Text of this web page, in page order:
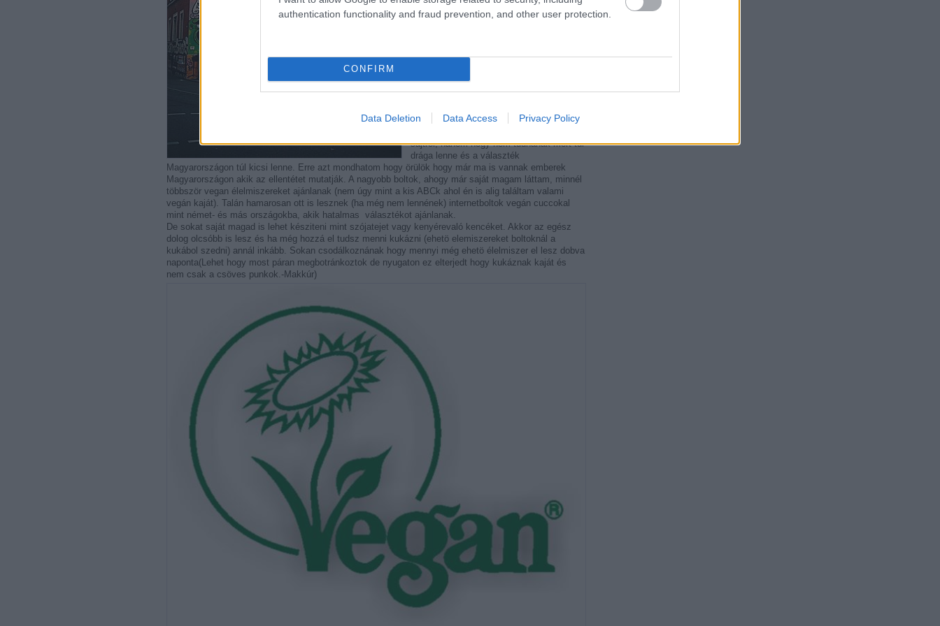
authentication functionality and fraud prevention, and other user protection.
CONFIRM
Data Deletion Data Access Privacy Policy
Aurorát ismerik mert már egy párszor
Már kicsit több mint 3 éve. Azelött 1-2 évig
Legalábbis jók a vér eredményeim és jól
csak mint itt hogy nem tudnának vegán
sajtról, hanem hogy nem tudnának mert túl
drága lenne és a választék
Magyarországon túl kicsi lenne. Erre azt mondhatom hogy örülök hogy már ma is vannak emberek
Magyarországon akik az ellentétet mutatják. A nagyobb boltok, ahogy már saját magam láttam, minnél
többször vegan élelmiszereket ajánlanak (nem úgy mint a kis ABCk ahol én is alig találtam valami
vegán kaját). Talán hamarosan ott is lesznek (ha még nem lennének) internetboltok vegán cuccokal
mint német- és más országokba, akik hatalmas választékot ajánlanak.
De sokat saját magad is lehet késziteni mint szójatejet vagy kenyérevaló kencéket. Akkor az egész
dolog olcsóbb is lesz és ha még hozzá el tudsz menni kukázni (ehetö elemiszereket boltoknál a
kukábol szedni) annál inkább. Sokan csodálkoznának hogy mennyi még ehetö élelmiszer el lesz dobva
naponta(Lehet hogy most páran megbotránkoztok de nyugaton ez elterjedt hogy kukáznak kaját és
nem csak a csöves punkok.-Makkúr)